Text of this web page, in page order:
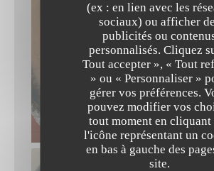
(ex : en lien avec les
sociaux) ou afficher
publicités ou
personnalisés. Cliquez
Tout accepter », « Tout
» ou « Personnaliser »
gérer vos préférences.
pouvez modifier vos
tout moment en cliquant
l'icône représentant un
en bas à gauche des
site.